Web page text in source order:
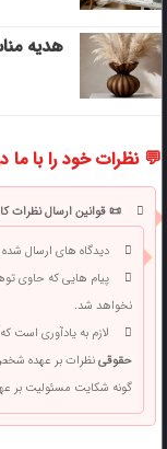
هدیه
💬 نظرات خود را با ما
📜 قوانین ارسال نظرات
دیدگاه های ارسال
پیام هایی که حاوی
نخواهد شد.
لازم به یادآوری
حقوقینظرات بر عهده شخص
گونه شکایت مسئولیت بر